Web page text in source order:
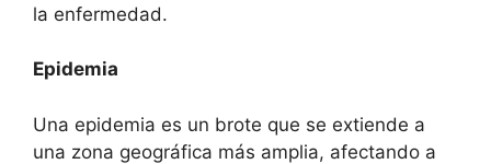
la enfermedad.
Epidemia
Una epidemia es un brote que se extiende a
una zona geográfica más amplia, afectando a